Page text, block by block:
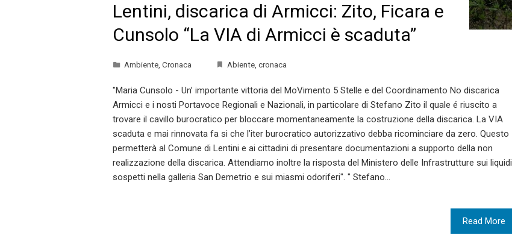
Lentini, discarica di Armicci: Zito, Ficara e
Cunsolo “La VIA di Armicci è scaduta”
Ambiente Cronaca Abiente cronaca
"Maria Cunsolo - Un’ importante vittoria del MoVimento 5 Stelle e del Coordinamento No discarica
Armicci e i nosti Portavoce Regionali e Nazionali, in particolare di Stefano Zito il quale é riuscito a
trovare il cavillo burocratico per bloccare momentaneamente la costruzione della discarica. La VIA
scaduta e mai rinnovata fa si che l’iter burocratico autorizzativo debba ricominciare da zero. Questo
permetterà al Comune di Lentini e ai cittadini di presentare documentazioni a supporto della non
realizzazione della discarica. Attendiamo inoltre la risposta del Ministero delle Infrastrutture sui liquidi
sospetti nella galleria San Demetrio e sui miasmi odoriferi". " Stefano…
Read More